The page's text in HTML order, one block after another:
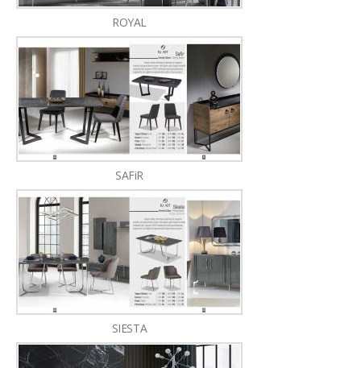
ROYAL
SAFiR
SIESTA